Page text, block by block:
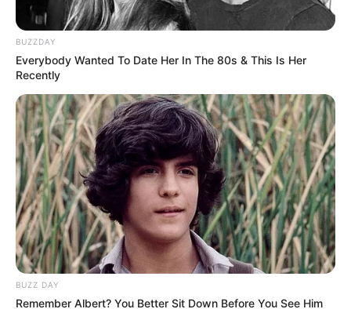
My Troublesome Star Aema
ULASAN
Alamat email Anda tidak akan dipublikasikan. Ruas yang wajib ditandai*
BUZZDAY
Everybody Wanted To Date Her In The 80s & This Is Her
Recently
BUZZ DAY
Remember Albert? You Better Sit Down Before You See Him